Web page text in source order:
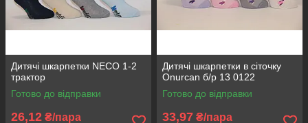
Дитячі шкарпетки NECO 1-2
трактор
Готово до відправки
26,12 ₴/пара
Дитячі шкарпетки в сіточку
Onurcan б/р 13 0122
Готово до відправки
33,97 ₴/пара